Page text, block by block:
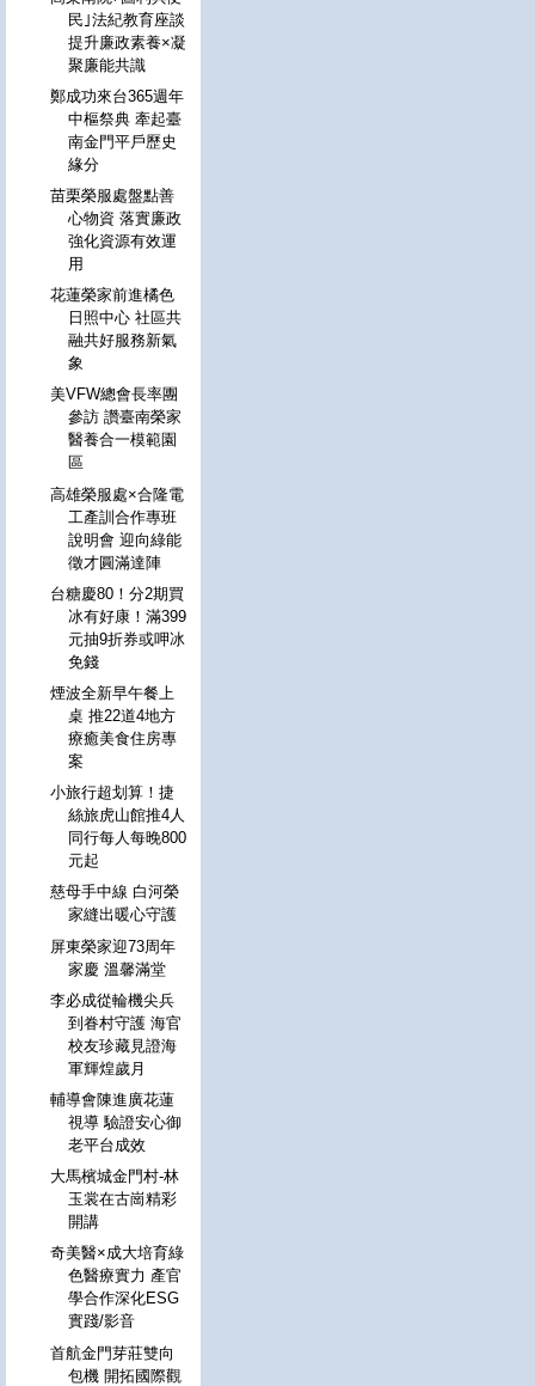
民｣法紀教育座談
提升廉政素養×凝
聚廉能共識
鄭成功來台365週年
中樞祭典 牽起臺
南金門平戶歷史
緣分
苗栗榮服處盤點善
心物資 落實廉政
強化資源有效運
用
花蓮榮家前進橘色
日照中心 社區共
融共好服務新氣
象
美VFW總會長率團
參訪 讚臺南榮家
醫養合一模範園
區
高雄榮服處×合隆電
工產訓合作專班
說明會 迎向綠能
徵才圓滿達陣
台糖慶80！分2期買
冰有好康！滿399
元抽9折券或呷冰
免錢
煙波全新早午餐上
桌 推22道4地方
療癒美食住房專
案
小旅行超划算！捷
絲旅虎山館推4人
同行每人每晚800
元起
慈母手中線 白河榮
家縫出暖心守護
屏東榮家迎73周年
家慶 溫馨滿堂
李必成從輪機尖兵
到眷村守護 海官
校友珍藏見證海
軍輝煌歲月
輔導會陳進廣花蓮
視導 驗證安心御
老平台成效
大馬檳城金門村-林
玉裳在古崗精彩
開講
奇美醫×成大培育綠
色醫療實力 產官
學合作深化ESG
實踐/影音
首航金門芽莊雙向
包機 開拓國際觀